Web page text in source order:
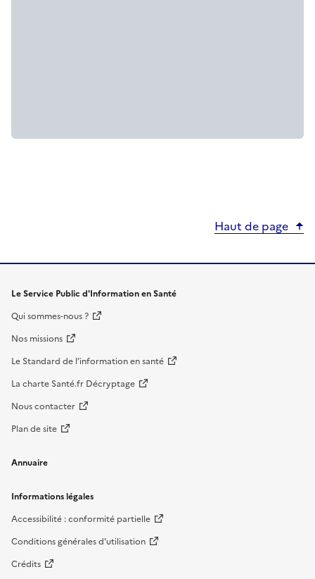
Haut de page
Le Service Public d'Information en Santé
Qui sommes-nous ?
Nos missions
Le Standard de l’information en santé
La charte Santé.fr Décryptage
Nous contacter
Plan de site
Annuaire
Informations légales
Accessibilité : conformité partielle
Conditions générales d'utilisation
Crédits